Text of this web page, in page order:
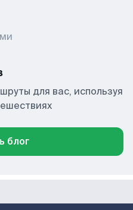
для вас, используя
блог